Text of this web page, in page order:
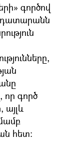
գործով
դատարանն
որ գործ
այլև
հետ։